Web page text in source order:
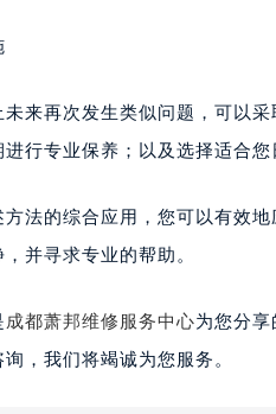
未来再次发生类似问题，可以
进行专业保养；以及选择适合您
方法的综合应用，您可以有效
并寻求专业的帮助。
成都萧邦维修服务中心为您分
，我们将竭诚为您服务。